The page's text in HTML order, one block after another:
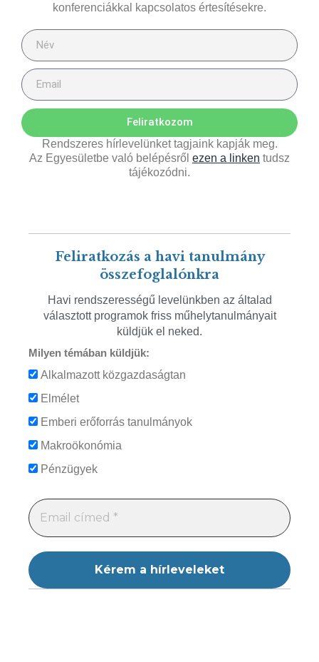
konferenciákkal kapcsolatos értesítésekre.
Feliratkozom
Rendszeres hírlevelünket tagjaink kapják meg.
Az Egyesületbe való belépésről ezen a linken tudsz
tájékozódni.
Feliratkozás a havi tanulmány
összefoglalónkra
Havi rendszerességű levelünkben az általad
választott programok friss műhelytanulmányait
küldjük el neked.
Milyen témában küldjük:
Alkalmazott közgazdaságtan
Elmélet
Emberi erőforrás tanulmányok
Makroökonómia
Pénzügyek